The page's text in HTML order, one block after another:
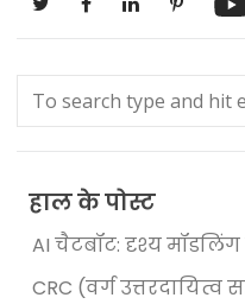
हाल के पोस्ट
AI चैटबॉट: दृश्य मॉडलिंग
CRC (वर्ग